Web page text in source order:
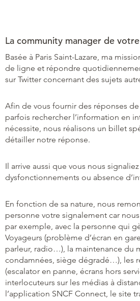
La community manager de
Basée à Paris Saint-Lazare, ma
de ligne et répondre
sur Twitter concernant des sujets
Afin de vous fournir des réponses
parfois rechercher l’information en
nécessite, nous réalisons un billet
détailler notre réponse.
Il arrive aussi que vous nous
dysfonctionnements ou absence
En fonction de sa nature, nous
personne votre signalement car
par exemple, avec la personne qui
Voyageurs (problème d’écran en
parleur, radio…), la maintenance du
condamnées, siège dégradé…), les
(escalator en panne, écrans hors
interlocuteurs sur les médias à
l’application SNCF Connect, le site